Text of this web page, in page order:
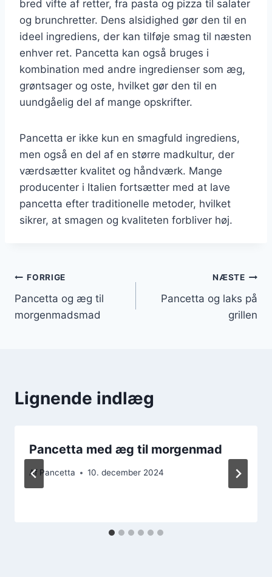
bred vifte af retter, fra pasta og pizza til salater
og brunchretter. Dens alsidighed gør den til en
ideel ingrediens, der kan tilføje smag til næsten
enhver ret. Pancetta kan også bruges i
kombination med andre ingredienser som æg,
grøntsager og oste, hvilket gør den til en
uundgåelig del af mange opskrifter.
Pancetta er ikke kun en smagfuld ingrediens,
men også en del af en større madkultur, der
værdsætter kvalitet og håndværk. Mange
producenter i Italien fortsætter med at lave
pancetta efter traditionelle metoder, hvilket
sikrer, at smagen og kvaliteten forbliver høj.
Indlægsnavigation
FORRIGE
Pancetta og æg til
morgenmadsmad
NÆSTE
Pancetta og laks på
grillen
Lignende indlæg
Pancetta med æg til morgenmad
Af Pancetta 10. december 2024